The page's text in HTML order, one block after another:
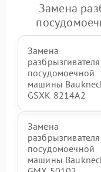
Замена
Замена
разбрызгивателя
посудомоечной
машины
GSXK 8214A2
Замена
разбрызгивателя
посудомоечной
машины